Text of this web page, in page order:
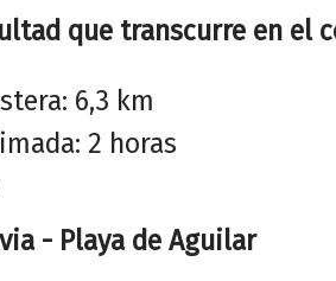
que transcurre en el
6,3 km
2 horas
- Playa de Aguilar